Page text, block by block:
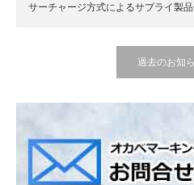
サーチャージ方式によるサプライ製
過去のお知